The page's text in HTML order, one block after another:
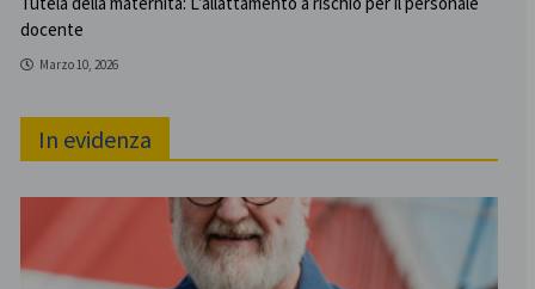
docente
Marzo 10, 2026
In evidenza